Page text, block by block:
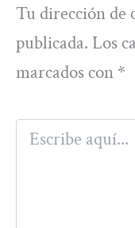
Tu dirección de
publicada. Los
marcados con *
Escribe
aquí...